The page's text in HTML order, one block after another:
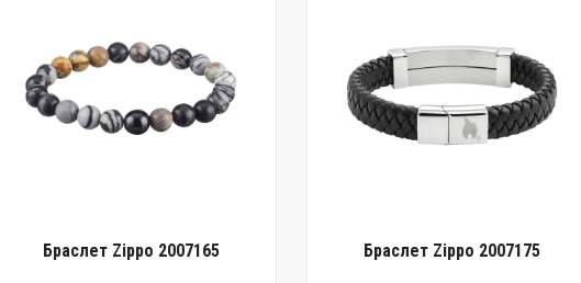
Браслет Zippo 2007165 Браслет Zippo 2007175